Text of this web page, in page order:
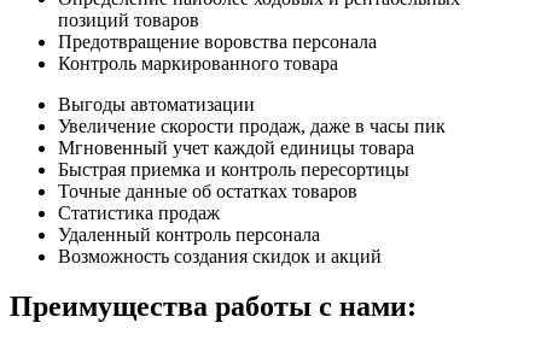
позиций товаров
Предотвращение воровства персонала
Контроль маркированного товара
Выгоды автоматизации
Увеличение скорости продаж, даже в часы пик
Мгновенный учет каждой единицы товара
Быстрая приемка и контроль пересортицы
Точные данные об остатках товаров
Статистика продаж
Удаленный контроль персонала
Возможность создания скидок и акций
Преимущества работы с нами: